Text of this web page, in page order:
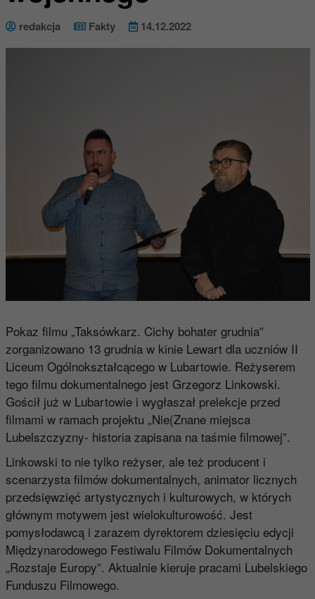
redakcja Fakty 14.12.2022
Pokaz filmu „Taksówkarz. Cichy bohater grudnia”
zorganizowano 13 grudnia w kinie Lewart dla uczniów II
Liceum Ogólnokształcącego w Lubartowie. Reżyserem
tego filmu dokumentalnego jest Grzegorz Linkowski.
Gościł już w Lubartowie i wygłaszał prelekcje przed
filmami w ramach projektu „Nie(Znane miejsca
Lubelszczyzny- historia zapisana na taśmie filmowej”.
Linkowski to nie tylko reżyser, ale też producent i
scenarzysta filmów dokumentalnych, animator licznych
przedsięwzięć artystycznych i kulturowych, w których
głównym motywem jest wielokulturowość. Jest
pomysłodawcą i zarazem dyrektorem dziesięciu edycji
Międzynarodowego Festiwalu Filmów Dokumentalnych
„Rozstaje Europy”. Aktualnie kieruje pracami Lubelskiego
Funduszu Filmowego.